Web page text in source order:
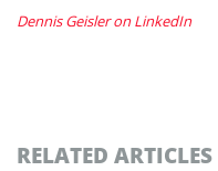
Dennis Geisler on LinkedIn
RELATED ARTICLES